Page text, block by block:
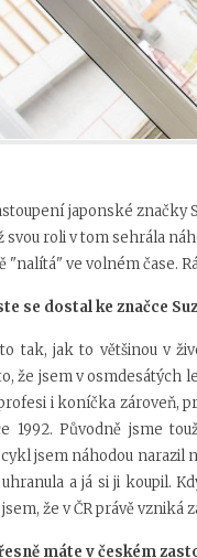
japonské značky
svou roli v tom sehrála
"nalítá" ve volném čase.
se dostal ke značce
tak, jak to většinou v
že jsem v osmdesátých
i koníčka zároveň,
1992. Původně jsme
jsem náhodou narazil
a já si ji koupil.
že v ČR právě vzniká
máte v českém